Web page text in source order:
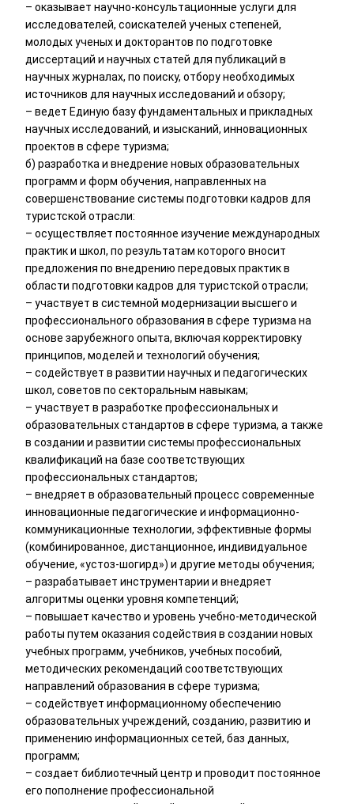
– оказывает научно-консультационные услуги для
исследователей, соискателей ученых степеней,
молодых ученых и докторантов по подготовке
диссертаций и научных статей для публикаций в
научных журналах, по поиску, отбору необходимых
источников для научных исследований и обзору;
– ведет Единую базу фундаментальных и прикладных
научных исследований, и изысканий, инновационных
проектов в сфере туризма;
б) разработка и внедрение новых образовательных
программ и форм обучения, направленных на
совершенствование системы подготовки кадров для
туристской отрасли:
– осуществляет постоянное изучение международных
практик и школ, по результатам которого вносит
предложения по внедрению передовых практик в
области подготовки кадров для туристской отрасли;
– участвует в системной модернизации высшего и
профессионального образования в сфере туризма на
основе зарубежного опыта, включая корректировку
принципов, моделей и технологий обучения;
– содействует в развитии научных и педагогических
школ, советов по секторальным навыкам;
– участвует в разработке профессиональных и
образовательных стандартов в сфере туризма, а также
в создании и развитии системы профессиональных
квалификаций на базе соответствующих
профессиональных стандартов;
– внедряет в образовательный процесс современные
инновационные педагогические и информационно-
коммуникационные технологии, эффективные формы
(комбинированное, дистанционное, индивидуальное
обучение, «устоз-шогирд») и другие методы обучения;
– разрабатывает инструментарии и внедряет
алгоритмы оценки уровня компетенций;
– повышает качество и уровень учебно-методической
работы путем оказания содействия в создании новых
учебных программ, учебников, учебных пособий,
методических рекомендаций соответствующих
направлений образования в сфере туризма;
– содействует информационному обеспечению
образовательных учреждений, созданию, развитию и
применению информационных сетей, баз данных,
программ;
– создает библиотечный центр и проводит постоянное
его пополнение профессиональной